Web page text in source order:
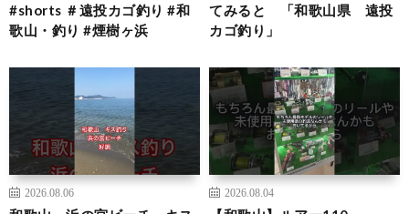
#shorts ＃遠投カゴ釣り #和
歌山・釣り #煙樹ヶ浜
てみると 「和歌山県 遠投
カゴ釣り」
2026.08.06 2026.08.04